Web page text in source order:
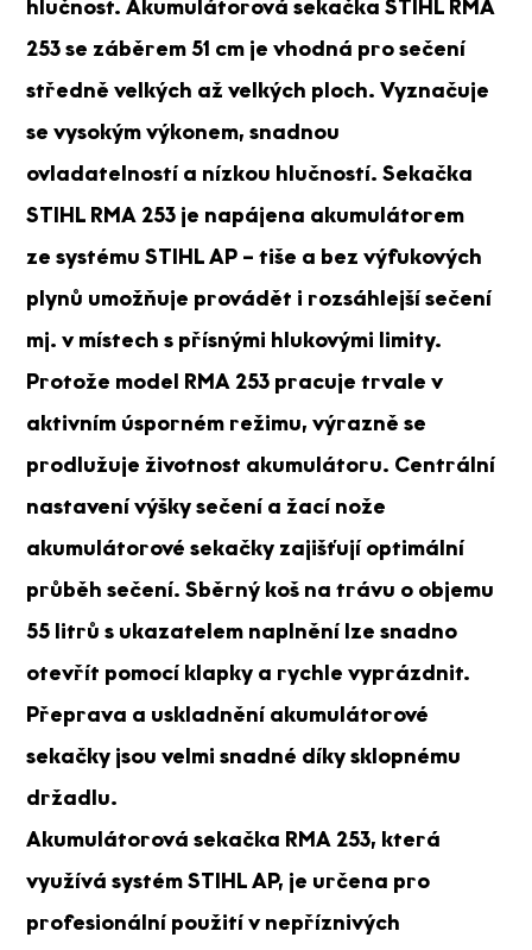
hlučnost. Akumulátorová sekačka STIHL RMA
253 se záběrem 51 cm je vhodná pro sečení
středně velkých až velkých ploch. Vyznačuje
se vysokým výkonem, snadnou
ovladatelností a nízkou hlučností. Sekačka
STIHL RMA 253 je napájena akumulátorem
zesystému STIHL AP – tiše a bez výfukových
plynů umožňuje provádět i rozsáhlejší sečení
mj. v místech s přísnými hlukovými limity.
Protože model RMA 253 pracuje trvale v
aktivním úsporném režimu, výrazně se
prodlužuje životnost akumulátoru. Centrální
nastavení výšky sečení a žací nože
akumulátorové sekačky zajišťují optimální
průběh sečení. Sběrný koš na trávu o objemu
55 litrů s ukazatelem naplnění lze snadno
otevřít pomocí klapky a rychle vyprázdnit.
Přeprava a uskladnění akumulátorové
sekačky jsou velmi snadné díky sklopnému
držadlu.
Akumulátorová sekačka RMA 253, která
využívá systém STIHL AP, je určena pro
profesionální použití v nepříznivých